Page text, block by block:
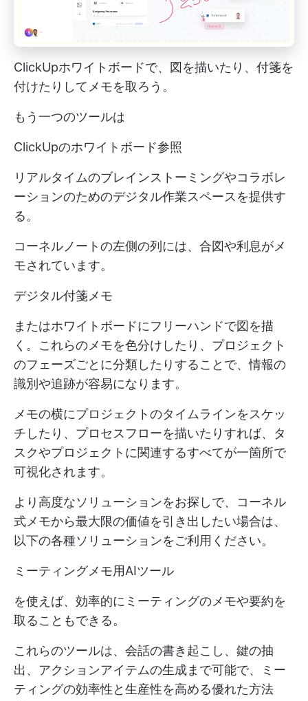
ClickUpホワイトボードで、図を描いたり、付箋を
付けたりしてメモを取ろう。
もう一つのツールは
ClickUpのホワイトボード参照
リアルタイムのブレインストーミングやコラボレ
ーションのためのデジタル作業スペースを提供す
る。
コーネルノートの左側の列には、合図や利息がメ
モされています。
デジタル付箋メモ
またはホワイトボードにフリーハンドで図を描
く。これらのメモを色分けしたり、プロジェクト
のフェーズごとに分類したりすることで、情報の
識別や追跡が容易になります。
メモの横にプロジェクトのタイムラインをスケッ
チしたり、プロセスフローを描いたりすれば、タ
スクやプロジェクトに関連するすべてが一箇所で
可視化されます。
より高度なソリューションをお探しで、コーネル
式メモから最大限の価値を引き出したい場合は、
以下の各種ソリューションをご利用ください。
ミーティングメモ用AIツール
を使えば、効率的にミーティングのメモや要約を
取ることもできる。
これらのツールは、会話の書き起こし、鍵の抽
出、アクションアイテムの生成まで可能で、ミー
ティングの効率性と生産性を高める優れた方法